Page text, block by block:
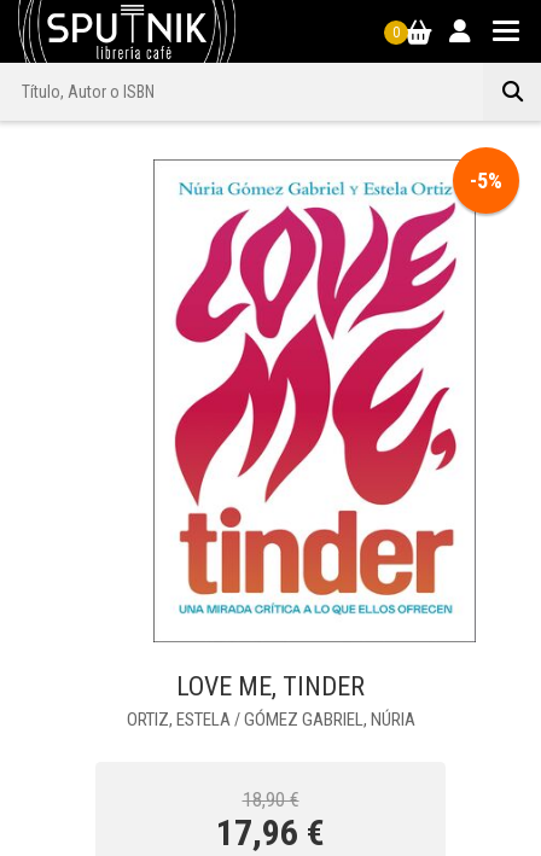
0
-5%
LOVE ME, TINDER
ORTIZ, ESTELA/GÓMEZ GABRIEL, NÚRIA
18,90 €
17,96 €